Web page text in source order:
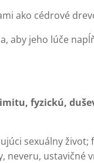
ako cédrové
aby jeho lúče
fyzickú,
sexuálny
neveru, ustavičné